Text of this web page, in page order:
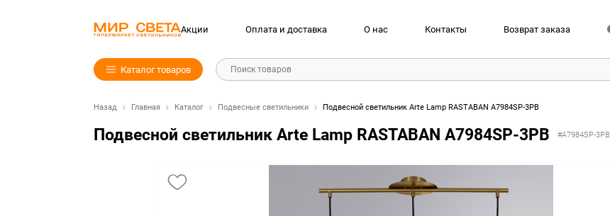
Акции Оплата и доставка О нас Контакты Возврат заказа
Каталог товаров Поиск товаров
Назад Главная Каталог Подвесные светильники Подвесной светильник Arte Lamp RASTABAN A7984SP-3PB
Подвесной светильник Arte Lamp RASTABAN A7984SP-3PB #A7984SP-3PB